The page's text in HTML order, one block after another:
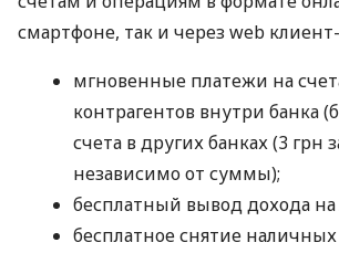
смартфоне, так и через web
мгновенные платежи на
контрагентов внутри банка
счета в других банках (3 грн
независимо от суммы);
бесплатный вывод дохода
бесплатное снятие